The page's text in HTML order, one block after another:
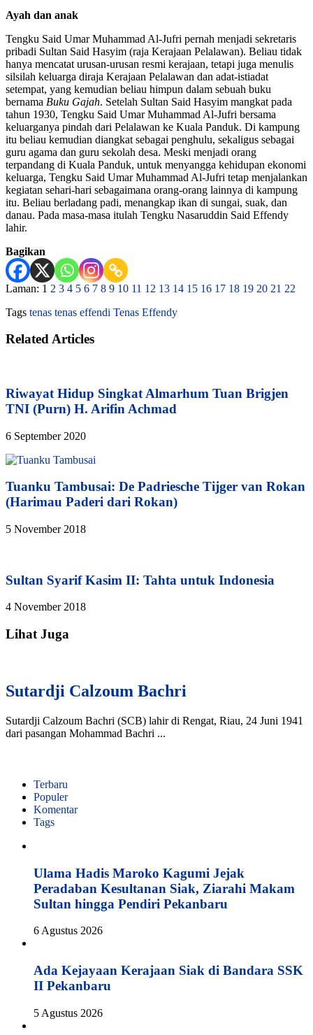
Ayah dan anak
Tengku Said Umar Muhammad Al-Jufri pernah menjadi sekretaris
pribadi Sultan Said Hasyim (raja Kerajaan Pelalawan). Beliau tidak
hanya mencatat urusan-urusan resmi kerajaan, tetapi juga menulis
silsilah keluarga diraja Kerajaan Pelalawan dan adat-istiadat
setempat, yang kemudian beliau himpun dalam sebuah buku
bernama Buku Gajah. Setelah Sultan Said Hasyim mangkat pada
tahun 1930, Tengku Said Umar Muhammad Al-Jufri bersama
keluarganya pindah dari Pelalawan ke Kuala Panduk. Di kampung
itu beliau kemudian diangkat sebagai penghulu, sekaligus sebagai
guru agama dan guru sekolah desa. Meski menjadi orang
terpandang di Kuala Panduk, untuk menyangga kehidupan ekonomi
keluarga, Tengku Said Umar Muhammad Al-Jufri tetap menjalankan
kegiatan sehari-hari sebagaimana orang-orang lainnya di kampung
itu. Beliau berladang padi, menangkap ikan di sungai, suak, dan
danau. Pada masa-masa itulah Tengku Nasaruddin Said Effendy
lahir.
Bagikan
Laman: 1 2 3 4 5 6 7 8 9 10 11 12 13 14 15 16 17 18 19 20 21 22
Tags tenas tenas effendi Tenas Effendy
Related Articles
Riwayat Hidup Singkat Almarhum Tuan Brigjen
TNI (Purn) H. Arifin Achmad
6 September 2020
Tuanku Tambusai: De Padriesche Tijger van Rokan
(Harimau Paderi dari Rokan)
5 November 2018
Sultan Syarif Kasim II: Tahta untuk Indonesia
4 November 2018
Lihat Juga
Sutardji Calzoum Bachri
Sutardji Calzoum Bachri (SCB) lahir di Rengat, Riau, 24 Juni 1941
dari pasangan Mohammad Bachri ...
Terbaru
Populer
Komentar
Tags
Ulama Hadis Maroko Kagumi Jejak
Peradaban Kesultanan Siak, Ziarahi Makam
Sultan hingga Pendiri Pekanbaru
6 Agustus 2026
Ada Kejayaan Kerajaan Siak di Bandara SSK
II Pekanbaru
5 Agustus 2026